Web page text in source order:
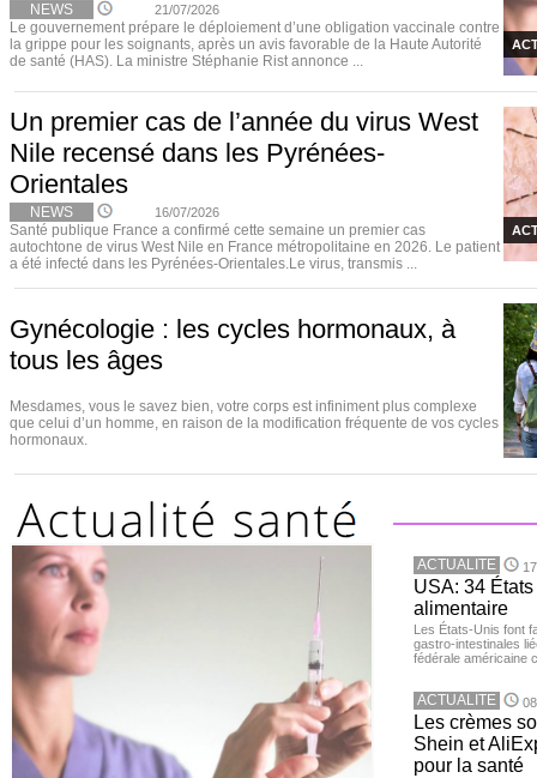
NEWS 21/07/2026
Le gouvernement prépare le déploiement d’une obligation vaccinale contre
la grippe pour les soignants, après un avis favorable de la Haute Autorité
de santé (HAS). La ministre Stéphanie Rist annonce ...
Un premier cas de l’année du virus West
Nile recensé dans les Pyrénées-
Orientales
NEWS 16/07/2026
Santé publique France a confirmé cette semaine un premier cas
autochtone de virus West Nile en France métropolitaine en 2026. Le patient
a été infecté dans les Pyrénées-Orientales.Le virus, transmis ...
Gynécologie : les cycles hormonaux, à
tous les âges
Mesdames, vous le savez bien, votre corps est infiniment plus complexe
que celui d’un homme, en raison de la modification fréquente de vos cycles
hormonaux.
ACTUALITE
USA: 34
alimentaire
Les États-Unis font
gastro-intestinales
fédérale américaine
ACTUALITE
Les crèmes
Shein et
pour la santé